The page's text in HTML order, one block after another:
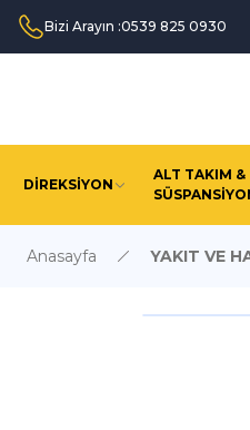
Bizi Arayın :0539 825 0930
DİREKSİYON
ALT TAKIM &
Anasayfa YAKIT VE